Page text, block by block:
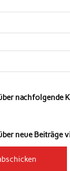
nachfolgende
neue Beiträge